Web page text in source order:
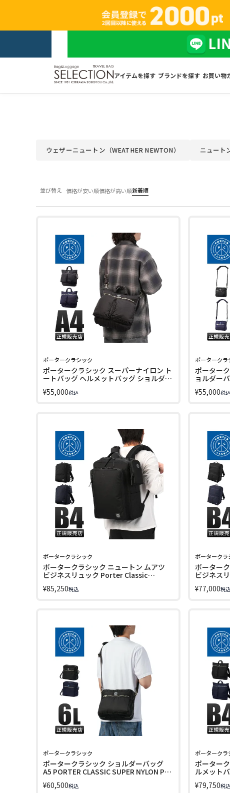
アイテムを探す ブランドを探す お買い物
ウェザーニュートン（WEATHER NEWTON） ニュート
並び替え 価格が安い順価格が高い順新着順
ポータークラシック
ポータークラシック スーパーナイロン ト
ートバッグ ヘルメットバッグ ショルダー
pc-015-325
¥55,000税込
ポータークラ
ポーター
ョルダー
¥55,000税込
ポータークラシック
ポータークラシック ニュートン ムアツ
ビジネスリュック Porter Classic
¥85,250税込
ポータークラ
ポーター
ビジネス
¥77,000税込
ポータークラシック
ポータークラシック ショルダーバッグ
A5 PORTER CLASSIC SUPER NYLON PC-
¥60,500税込
ポータークラ
ポーター
ルメット
PC-015-191
¥79,750税込